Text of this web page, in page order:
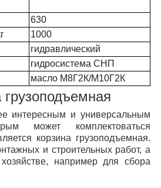
630
1000
гидравлический
гидросистема СНП
масло М8Г2К/М10Г2К
грузоподъемная
интересным и универсальным
может комплектоваться
корзина грузоподъемная.
и строительных работ, а
например для сбора